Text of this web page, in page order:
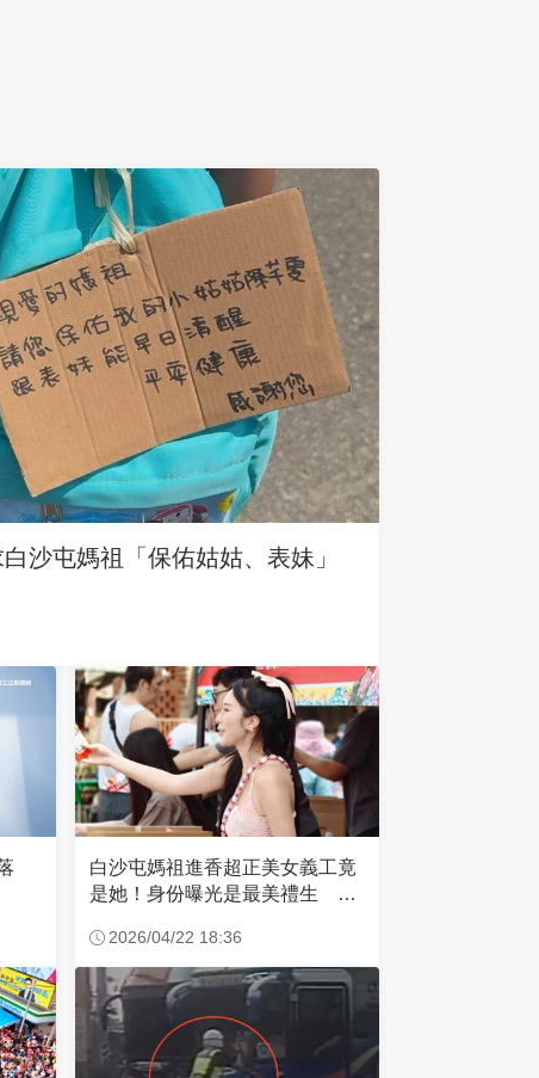
沙屯媽祖「保佑姑姑、表妹」
落
白沙屯媽祖進香超正美女義工竟
是她！身份曝光是最美禮生 一
2026/04/22 18:36